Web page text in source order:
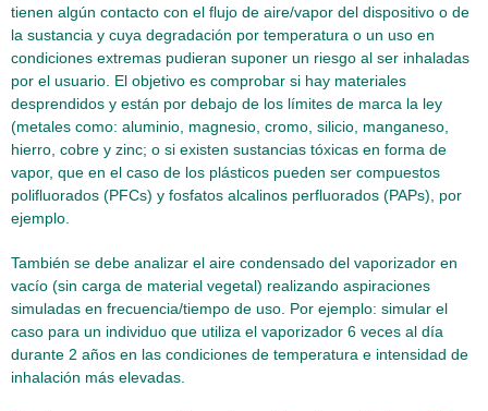
tienen algún contacto con el flujo de aire/vapor del dispositivo o de
la sustancia y cuya degradación por temperatura o un uso en
condiciones extremas pudieran suponer un riesgo al ser inhaladas
por el usuario. El objetivo es comprobar si hay materiales
desprendidos y están por debajo de los límites de marca la ley
(metales como: aluminio, magnesio, cromo, silicio, manganeso,
hierro, cobre y zinc; o si existen sustancias tóxicas en forma de
vapor, que en el caso de los plásticos pueden ser compuestos
polifluorados (PFCs) y fosfatos alcalinos perfluorados (PAPs), por
ejemplo.
También se debe analizar el aire condensado del vaporizador en
vacío (sin carga de material vegetal) realizando aspiraciones
simuladas en frecuencia/tiempo de uso. Por ejemplo: simular el
caso para un individuo que utiliza el vaporizador 6 veces al día
durante 2 años en las condiciones de temperatura e intensidad de
inhalación más elevadas.